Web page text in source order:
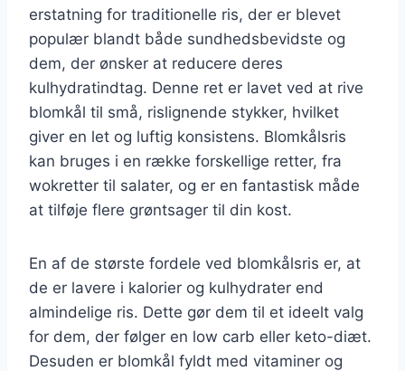
erstatning for traditionelle ris, der er blevet
populær blandt både sundhedsbevidste og
dem, der ønsker at reducere deres
kulhydratindtag. Denne ret er lavet ved at rive
blomkål til små, rislignende stykker, hvilket
giver en let og luftig konsistens. Blomkålsris
kan bruges i en række forskellige retter, fra
wokretter til salater, og er en fantastisk måde
at tilføje flere grøntsager til din kost.
En af de største fordele ved blomkålsris er, at
de er lavere i kalorier og kulhydrater end
almindelige ris. Dette gør dem til et ideelt valg
for dem, der følger en low carb eller keto-diæt.
Desuden er blomkål fyldt med vitaminer og